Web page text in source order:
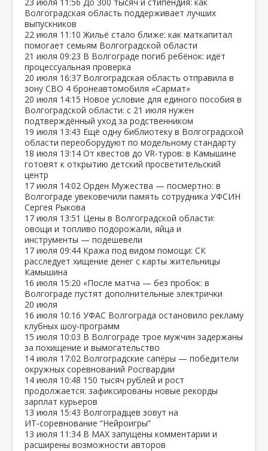
Волгоградская область поддерживает лучших
выпускников
22 июля 11:10 Жильё стало ближе: как маткапитал
помогает семьям Волгоградской области
21 июля 09:23 В Волгограде погиб ребёнок: идёт
процессуальная проверка
20 июля 16:37 Волгоградская область отправила в
зону СВО 4 бронеавтомобиля «Сармат»
20 июля 14:15 Новое условие для единого пособия в
Волгоградской области: с 21 июля нужен
подтверждённый уход за родственником
19 июля 13:43 Ещё одну библиотеку в Волгоградской
области переоборудуют по модельному стандарту
18 июля 13:14 От квестов до VR‑туров: в Камышине
готовят к открытию детский просветительский
центр
17 июля 14:02 Орден Мужества — посмертно: в
Волгограде увековечили память сотрудника УФСИН
Сергея Рыкова
17 июля 13:51 Цены в Волгоградской области:
овощи и топливо подорожали, яйца и
инструменты — подешевели
17 июля 09:44 Кража под видом помощи: СК
расследует хищение денег с карты жительницы
Камышина
16 июля 15:20 «После матча — без пробок: в
Волгограде пустят дополнительные электрички
20 июля
16 июля 10:16 УФАС Волгограда остановило рекламу
клубных шоу‑программ
15 июля 10:03 В Волгограде трое мужчин задержаны
за похищение и вымогательство
14 июля 17:02 Волгоградские сапёры — победители
окружных соревнований Росгвардии
14 июля 10:48 150 тысяч рублей и рост
продолжается: зафиксированы новые рекорды
зарплат курьеров
13 июля 15:43 Волгоградцев зовут на
ИТ‑соревнование “Нейроигры”
13 июля 11:34 В МАХ запущены комментарии и
расширены возможности авторов